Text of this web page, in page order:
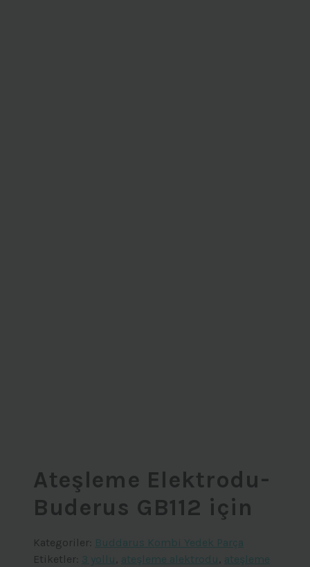
Ateşleme Elektrodu-
Buderus GB112 için
Kategoriler: Buddarus Kombi Yedek Parça
Etiketler: 3 yollu , ateşleme alektrodu , ateşleme